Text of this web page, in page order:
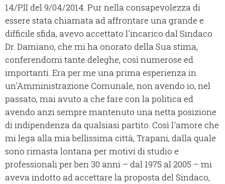
14/P.II del 9/04/2014. Pur nella consapevolezza di
essere stata chiamata ad affrontare una grande e
difficile sfida, avevo accettato l'incarico dal Sindaco
Dr. Damiano, che mi ha onorato della Sua stima,
conferendomi tante deleghe, così numerose ed
importanti. Era per me una prima esperienza in
un'Amministrazione Comunale, non avendo io, nel
passato, mai avuto a che fare con la politica ed
avendo anzi sempre mantenuto una netta posizione
di indipendenza da qualsiasi partito. Così l'amore che
mi lega alla mia bellissima città, Trapani, dalla quale
sono rimasta lontana per motivi di studio e
professionali per ben 30 anni – dal 1975 al 2005 – mi
aveva indotto ad accettare la proposta del Sindaco,